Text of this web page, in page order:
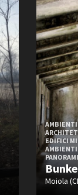
EDIFICI
AMBIENTI
Moiola